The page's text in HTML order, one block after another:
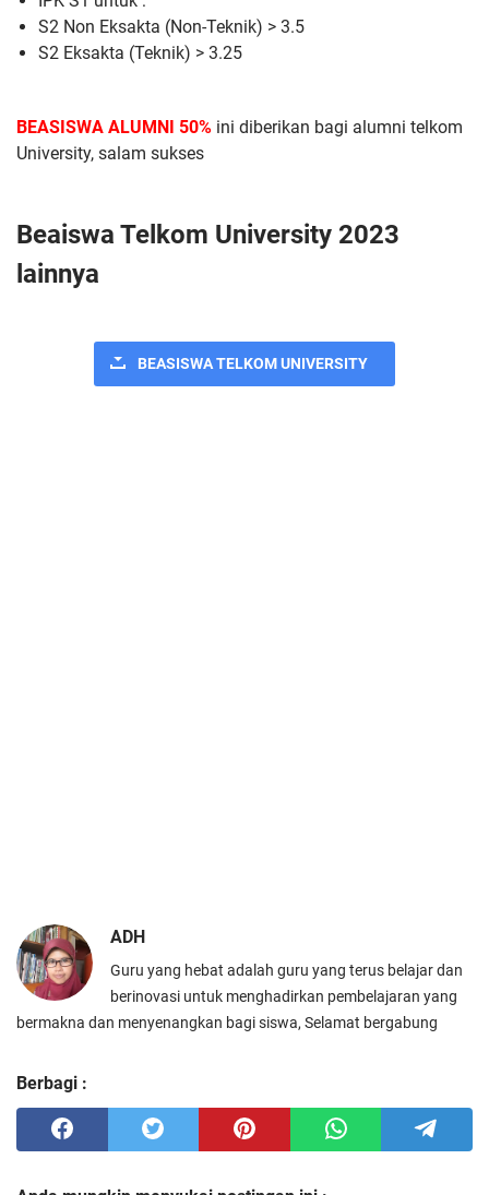
S2 Non Eksakta (Non-Teknik) > 3.5
S2 Eksakta (Teknik) > 3.25
BEASISWA ALUMNI 50% ini diberikan bagi alumni telkom
University, salam sukses
Beaiswa Telkom University 2023
lainnya
BEASISWA TELKOM UNIVERSITY
ADH
Guru yang hebat adalah guru yang terus belajar dan
berinovasi untuk menghadirkan pembelajaran yang
bermakna dan menyenangkan bagi siswa, Selamat bergabung
Berbagi :